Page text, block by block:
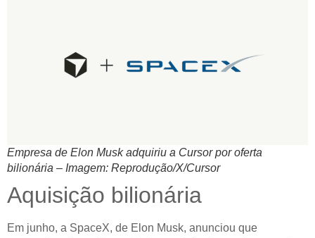
Empresa de Elon Musk adquiriu a Cursor por oferta
bilionária – Imagem: Reprodução/X/Cursor
Aquisição bilionária
Em junho, a SpaceX, de Elon Musk, anunciou que